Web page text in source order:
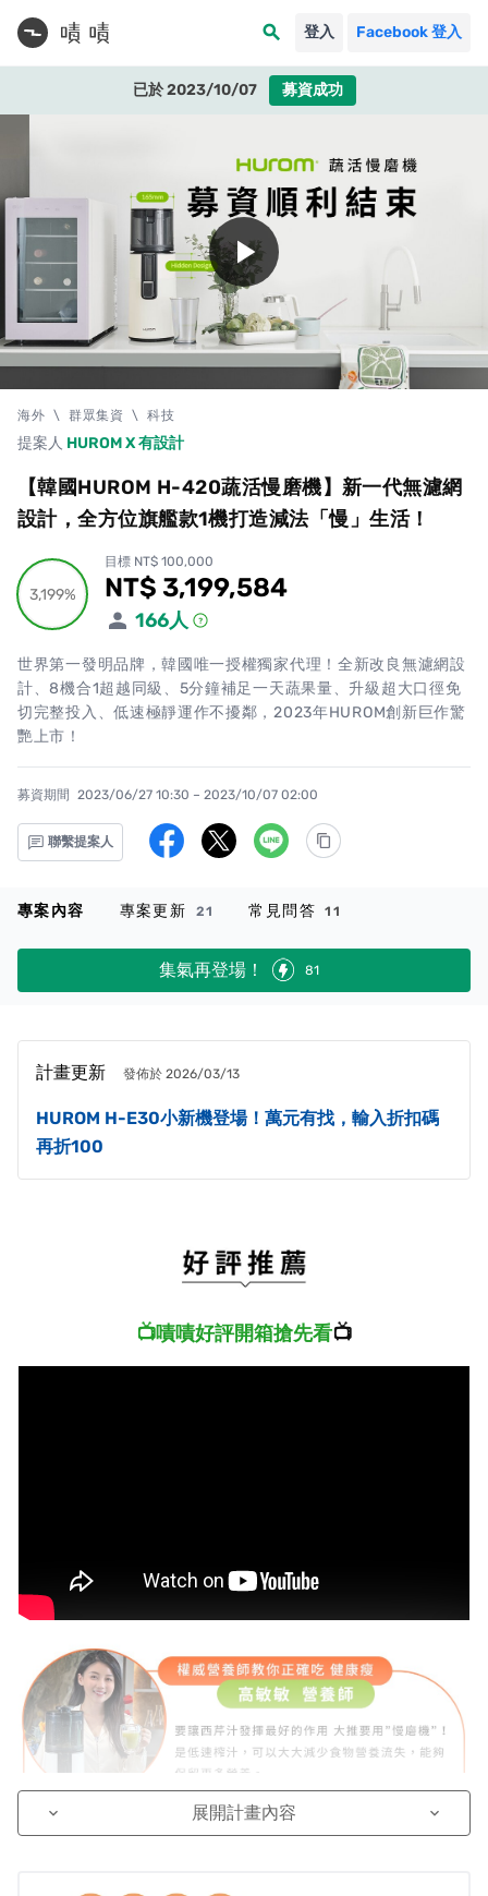
search 登入 Facebook 登入
已於 2023/10/07 募資成功
play_arrow
海外 \ 群眾集資 \ 科技
提案人 HUROM X 有設計
【韓國HUROM H-420蔬活慢磨機】新一代無濾網
設計，全方位旗艦款1機打造減法「慢」生活！
3,199%
3,199%
目標 NT$ 100,000
累計集資金額
NT$ 3,199,584
166人
世界第一發明品牌，韓國唯一授權獨家代理！全新改良無濾網設
計、8機合1超越同級、5分鐘補足一天蔬果量、升級超大口徑免
切完整投入、低速極靜運作不擾鄰，2023年HUROM創新巨作驚
艷上市！
募資期間 2023/06/27 10:30 – 2023/10/07 02:00
聯繫提案人
專案內容 專案更新 21 常見問答 11
集氣再登場！ 81
計畫更新 發佈於 2026/03/13
HUROM H-E30小新機登場！萬元有找，輸入折扣碼
再折100
📺嘖嘖好評開箱搶先看📺
keyboard_arrow_down 展開計畫內容 keyboard_arrow_down